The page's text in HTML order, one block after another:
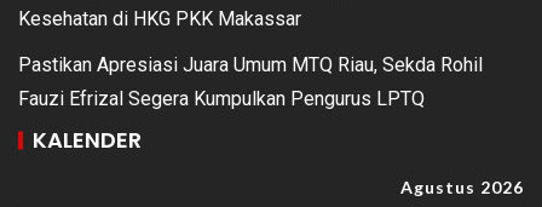
Kesehatan di HKG PKK Makassar
Pastikan Apresiasi Juara Umum MTQ Riau, Sekda Rohil
Fauzi Efrizal Segera Kumpulkan Pengurus LPTQ
KALENDER
Agustus 2026